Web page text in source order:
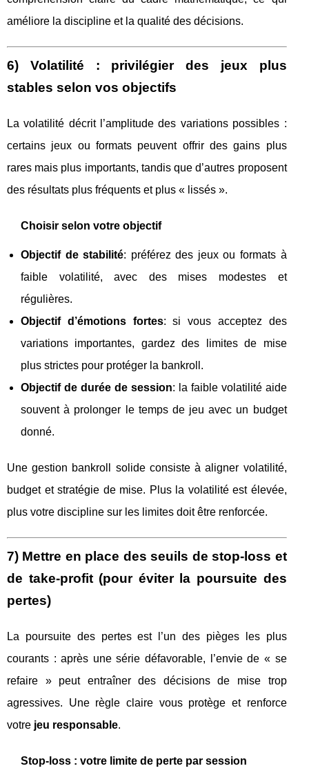
améliore la discipline et la qualité des décisions.
6) Volatilité : privilégier des jeux plus
stables selon vos objectifs
La volatilité décrit l’amplitude des variations possibles :
certains jeux ou formats peuvent offrir des gains plus
rares mais plus importants, tandis que d’autres proposent
des résultats plus fréquents et plus « lissés ».
Choisir selon votre objectif
Objectif de stabilité: préférez des jeux ou formats à
faible volatilité, avec des mises modestes et
régulières.
Objectif d’émotions fortes: si vous acceptez des
variations importantes, gardez des limites de mise
plus strictes pour protéger la bankroll.
Objectif de durée de session: la faible volatilité aide
souvent à prolonger le temps de jeu avec un budget
donné.
Une gestion bankroll solide consiste à aligner volatilité,
budget et stratégie de mise. Plus la volatilité est élevée,
plus votre discipline sur les limites doit être renforcée.
7) Mettre en place des seuils de stop‑loss et
de take‑profit (pour éviter la poursuite des
pertes)
La poursuite des pertes est l’un des pièges les plus
courants : après une série défavorable, l’envie de « se
refaire » peut entraîner des décisions de mise trop
agressives. Une règle claire vous protège et renforce
votre jeu responsable.
Stop‑loss : votre limite de perte par session